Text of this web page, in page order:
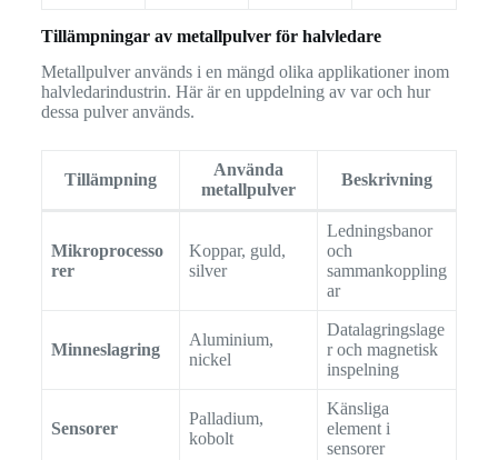
Tillämpningar av metallpulver för halvledare
Metallpulver används i en mängd olika applikationer inom
halvledarindustrin. Här är en uppdelning av var och hur
dessa pulver används.
Tillämpning
Använda
metallpulver
Beskrivning
Mikroprocesso
rer
Koppar, guld,
silver
Ledningsbanor
och
sammankoppling
ar
Minneslagring
Aluminium,
nickel
Datalagringslage
r och magnetisk
inspelning
Sensorer
Palladium,
kobolt
Känsliga
element i
sensorer